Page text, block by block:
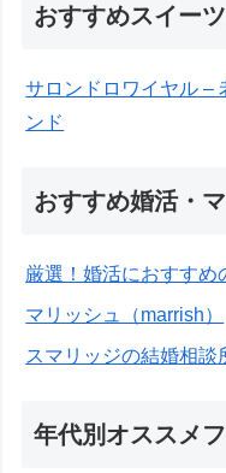
おすすめスイー
サロンドロワイヤル –
ンド
おすすめ婚活・
厳選！婚活におすすめ
マリッシュ（marrish）
スマリッジの結婚相談
年代別オススメ